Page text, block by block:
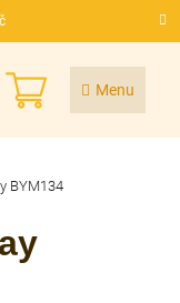
NÁKUPNÍ
KOŠÍK
BYM134